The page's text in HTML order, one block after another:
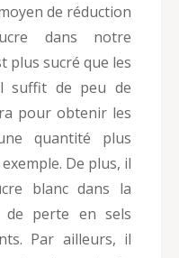
de réduction
dans notre
plus sucré que les
suffit de peu de
pour obtenir les
quantité plus
De plus, il
blanc dans la
perte en sels
Par ailleurs, il